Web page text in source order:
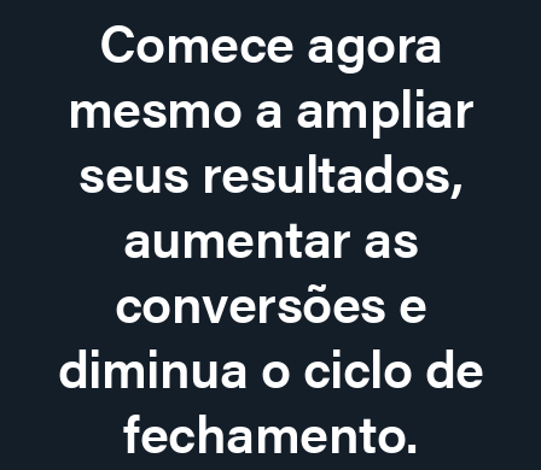
Comece agora
mesmo a ampliar
seus resultados,
aumentar as
conversões e
diminua o ciclo de
fechamento.